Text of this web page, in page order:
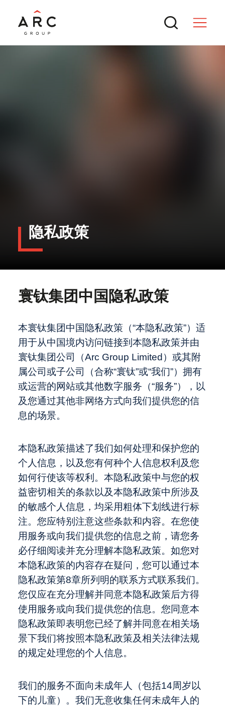
关于我们
Global - English
IPO
转型的核心
境外上市备案新规全解：中国证监会最
新动态与实操要点
中国医疗出海之骨科：全球化新周期
素，看中国美妆全球化升级
关于麦芽与麦芽制造商的一切：在你打
ARC集团荣膺2025亚洲咨询行业领军
者，综合实力获权威认可
中国大卖场行业的发展与变革
最近访问
隐私政策
隐私政策
寰钛集团中国隐私政策
本寰钛集团中国隐私政策（“本隐私政策”）适
用于从中国境内访问链接到本隐私政策并由
寰钛集团公司（Arc Group Limited）或其附
属公司或子公司（合称“寰钛”或“我们”）拥有
或运营的网站或其他数字服务（“服务”），以
及您通过其他非网络方式向我们提供您的信
息的场景。
本隐私政策描述了我们如何处理和保护您的
个人信息，以及您有何种个人信息权利及您
如何行使该等权利。本隐私政策中与您的权
益密切相关的条款以及本隐私政策中所涉及
的敏感个人信息，均采用粗体下划线进行标
注。您应特别注意这些条款和内容。在您使
用服务或向我们提供您的信息之前，请您务
必仔细阅读并充分理解本隐私政策。如您对
本隐私政策的内容存在疑问，您可以通过本
隐私政策第8章所列明的联系方式联系我们。
您仅应在充分理解并同意本隐私政策后方得
使用服务或向我们提供您的信息。您同意本
隐私政策即表明您已经了解并同意在相关场
景下我们将按照本隐私政策及相关法律法规
的规定处理您的个人信息。
我们的服务不面向未成年人（包括14周岁以
下的儿童）。我们无意收集任何未成年人的